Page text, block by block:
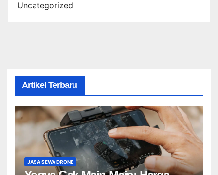
Uncategorized
Artikel Terbaru
JASA SEWA DRONE